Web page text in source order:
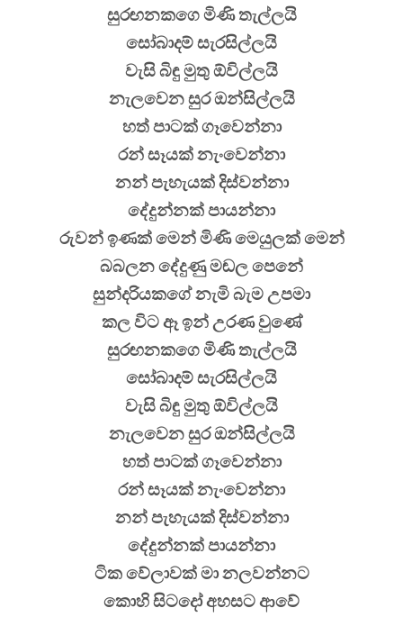
සුරඟනකගෙ මිණි තැල්ලයි
සෝබාදම් සැරසිල්ලයි
වැසි බිඳු මුතු ඕවිල්ලයි
නැලවෙන සුර ඔන්සිල්ලයි
හත් පාටක් ගෑවෙන්නා
රන් සෑයක් නැංවෙන්නා
නන් පැහැයක් දිස්වන්නා
දේදුන්නක් පායන්නා
රුවන් ඉණක් මෙන් මිණි මෙයුලක් මෙන්
බබලන දේදුණු මඬල පෙනේ
සුන්දරියකගේ නැමි බැම උපමා
කල විට ඈ ඉන් උරණ වුණේ
සුරඟනකගෙ මිණි තැල්ලයි
සෝබාදම් සැරසිල්ලයි
වැසි බිඳු මුතු ඕවිල්ලයි
නැලවෙන සුර ඔන්සිල්ලයි
හත් පාටක් ගෑවෙන්නා
රන් සෑයක් නැංවෙන්නා
නන් පැහැයක් දිස්වන්නා
දේදුන්නක් පායන්නා
ටික වේලාවක් මා නලවන්නට
කොහි සිටදෝ අහසට ආවේ